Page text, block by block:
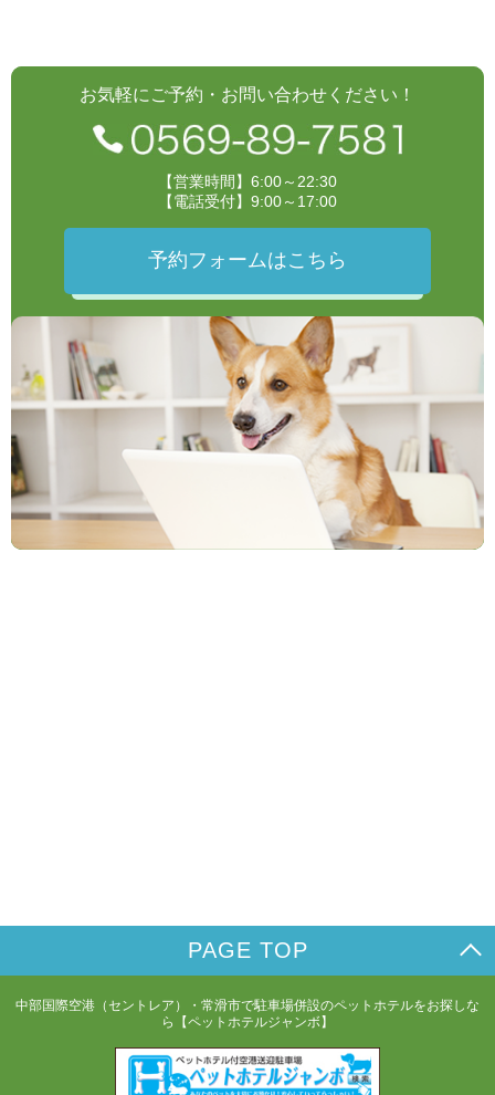
お気軽にご予約・お問い合わせください！
【営業時間】6:00～22:30
【電話受付】9:00～17:00
予約フォームはこちら
PAGE TOP
中部国際空港（セントレア）・常滑市で駐車場併設のペットホテルをお探しな
ら【ペットホテルジャンボ】